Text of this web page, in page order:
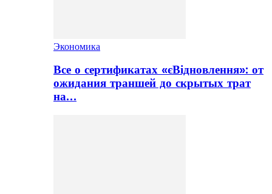
Экономика
Все о сертификатах «єВідновлення»: от
ожидания траншей до скрытых трат
на…